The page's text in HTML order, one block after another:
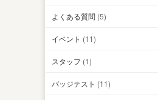
よくある質問 (5)
イベント (11)
スタッフ (1)
バッジテスト (11)